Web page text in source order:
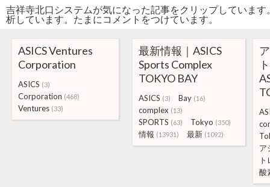
吉祥寺北口システムが気になった記事をクリップしていま
析しています。たまにコメントをつけています。
ASICS Ventures
Corporation
ASICS (3)
Corporation (468)
Ventures (33)
最新情報｜ASICS
Sports Complex
TOKYO BAY
ASICS (3) Bay (16)
complex (13)
SPORTS (63) Tokyo (350)
情報 (13931) 最新 (1092)
ア
酸